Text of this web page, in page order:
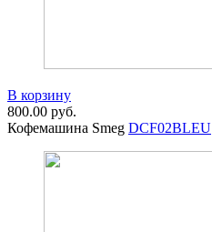
В корзину
800.00 руб.
Кофемашина Smeg DCF02BLEU